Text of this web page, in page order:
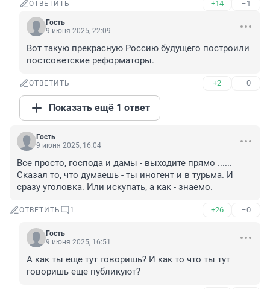
ОТВЕТИТЬ +14 –1
Гость
9 июня 2025, 22:09
Вот такую прекрасную Россию будущего построили
постсоветские реформаторы.
ОТВЕТИТЬ +2 –0
Показать ещё 1 ответ
Гость
9 июня 2025, 16:04
Все просто, господа и дамы - выходите прямо ......
Сказал то, что думаешь - ты иногент и в турьма. И
сразу уголовка. Или искупать, а как - знаемо.
ОТВЕТИТЬ 1 +26 –0
Гость
9 июня 2025, 16:51
А как ты еще тут говоришь? И как то что ты тут
говоришь еще публикуют?